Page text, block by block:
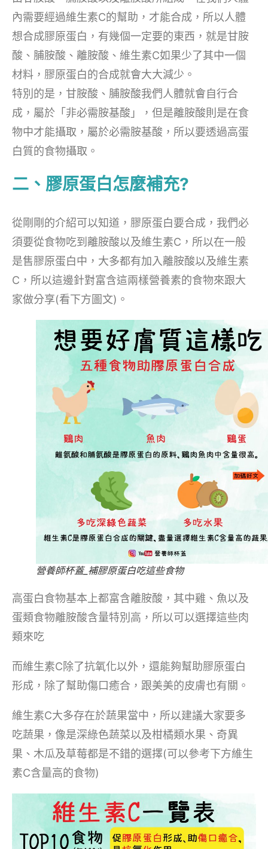
內需要經過維生素C的幫助，才能合成，所以人體
想合成膠原蛋白，有幾個一定要的東西，就是甘胺
酸、脯胺酸、離胺酸、維生素C如果少了其中一個
材料，膠原蛋白的合成就會大大減少。
特別的是，甘胺酸、脯胺酸我們人體就會自行合
成，屬於「非必需胺基酸」，但是離胺酸則是在食
物中才能攝取，屬於必需胺基酸，所以要透過高蛋
白質的食物攝取。
二、膠原蛋白怎麼補充?
從剛剛的介紹可以知道，膠原蛋白要合成，我們必
須要從食物吃到離胺酸以及維生素C，所以在一般
是售膠原蛋白中，大多都有加入離胺酸以及維生素
C，所以這邊針對富含這兩樣營養素的食物來跟大
家做分享(看下方圖文)。
營養師杯蓋_補膠原蛋白吃這些食物
高蛋白食物基本上都富含離胺酸，其中雞、魚以及
蛋類食物離胺酸含量特別高，所以可以選擇這些肉
類來吃
而維生素C除了抗氧化以外，還能夠幫助膠原蛋白
形成，除了幫助傷口癒合，跟美美的皮膚也有關。
維生素C大多存在於蔬果當中，所以建議大家要多
吃蔬果，像是深綠色蔬菜以及柑橘類水果、奇異
果、木瓜及草莓都是不錯的選擇(可以參考下方維生
素C含量高的食物)